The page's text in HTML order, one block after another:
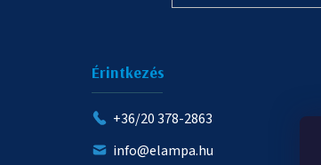
Érintkezés
+36/20 378-2863
info@elampa.hu